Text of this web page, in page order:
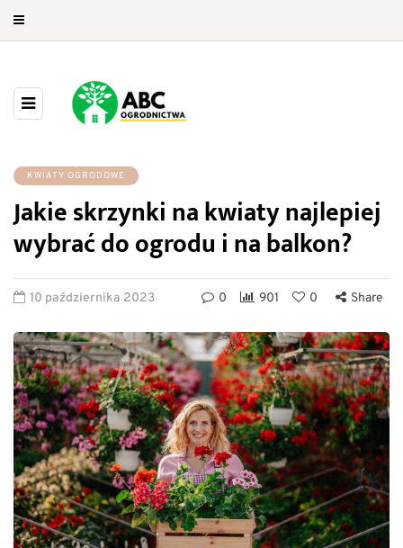
KWIATY OGRODOWE
Jakie skrzynki na kwiaty najlepiej
wybrać do ogrodu i na balkon?
10 października 2023 0 901 0 Share